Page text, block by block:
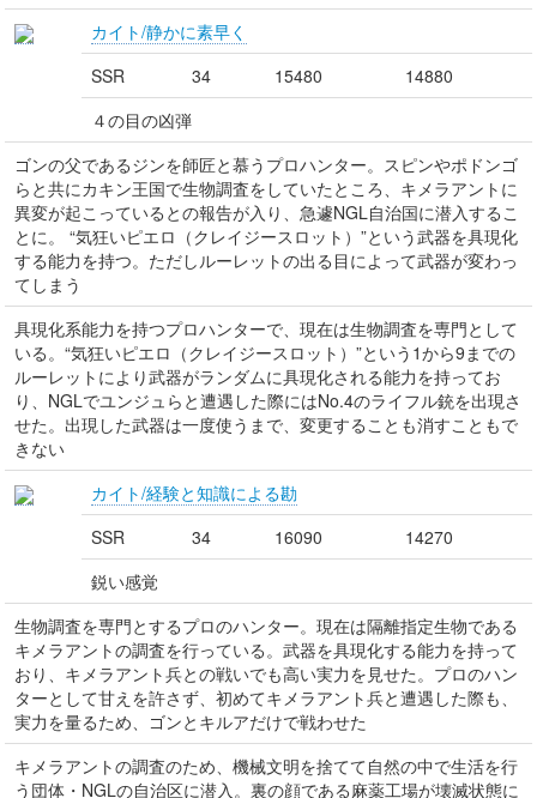
カイト/静かに素早く
SSR
34 15480
14880
４の目の凶弾
ゴンの父であるジンを師匠と慕うプロハンター。スピンやポドンゴ
らと共にカキン王国で生物調査をしていたところ、キメラアントに
異変が起こっているとの報告が入り、急遽NGL自治国に潜入するこ
とに。 “気狂いピエロ（クレイジースロット）”という武器を具現化
する能力を持つ。ただしルーレットの出る目によって武器が変わっ
てしまう
具現化系能力を持つプロハンターで、現在は生物調査を専門として
いる。“気狂いピエロ（クレイジースロット）”という1から9までの
ルーレットにより武器がランダムに具現化される能力を持ってお
り、NGLでユンジュらと遭遇した際にはNo.4のライフル銃を出現さ
せた。出現した武器は一度使うまで、変更することも消すこともで
きない
カイト/経験と知識による勘
SSR
34 16090
14270
鋭い感覚
生物調査を専門とするプロのハンター。現在は隔離指定生物である
キメラアントの調査を行っている。武器を具現化する能力を持って
おり、キメラアント兵との戦いでも高い実力を見せた。プロのハン
ターとして甘えを許さず、初めてキメラアント兵と遭遇した際も、
実力を量るため、ゴンとキルアだけで戦わせた
キメラアントの調査のため、機械文明を捨てて自然の中で生活を行
う団体・NGLの自治区に潜入。裏の顔である麻薬工場が壊滅状態に